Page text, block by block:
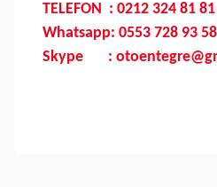
TELEFON : 0212 324 81 81
Whatsapp: 0553 728 93 58
Skype :